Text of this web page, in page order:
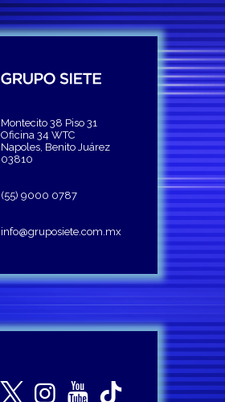
Montecito 38 Piso 31
Oficina 34 WTC
Napoles, Benito Juárez
03810
(55) 9000 0787
info@gruposiete.com.mx